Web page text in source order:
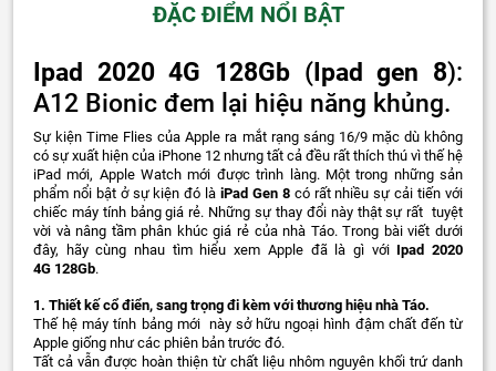
ĐẶC ĐIỂM NỔI BẬT
Ipad 2020 4G 128Gb (Ipad gen 8):
A12 Bionic đem lại hiệu năng khủng.
Sự kiện Time Flies của Apple ra mắt rạng sáng 16/9 mặc dù không
có sự xuất hiện của iPhone 12 nhưng tất cả đều rất thích thú vì thế hệ
iPad mới, Apple Watch mới được trình làng. Một trong những sản
phẩm nổi bật ở sự kiện đó làiPad Gen 8có rất nhiều sự cải tiến với
chiếc máy tính bảng giá rẻ. Những sự thay đổi này thật sự rất tuyệt
vời và nâng tầm phân khúc giá rẻ của nhà Táo. Trong bài viết dưới
đây, hãy cùng nhau tìm hiểu xem Apple đã là gì với Ipad 2020
4G 128Gb.
1. Thiết kế cổ điển, sang trọng đi kèm với thương hiệu nhà Táo.
Thế hệ máy tính bảng mới này sở hữu ngoại hình đậm chất đến từ
Apple giống như các phiên bản trước đó.
Tất cả vẫn được hoàn thiện từ chất liệu nhôm nguyên khối trứ danh